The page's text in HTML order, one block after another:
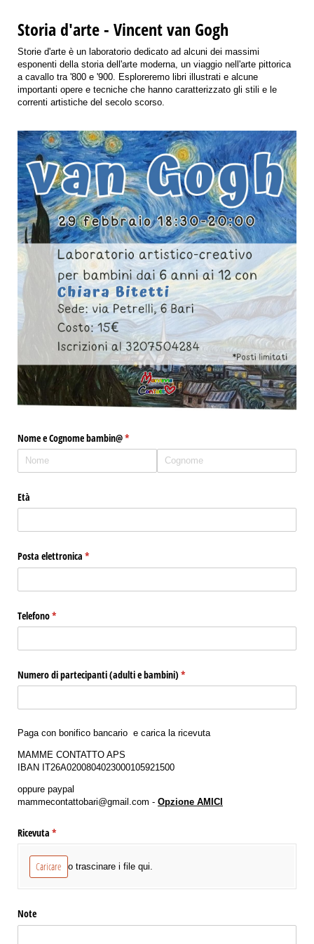
Storia d'arte - Vincent van Gogh
Storie d'arte è un laboratorio dedicato ad alcuni dei massimi
esponenti della storia dell'arte moderna, un viaggio nell'arte pittorica
a cavallo tra '800 e '900. Esploreremo libri illustrati e alcune
importanti opere e tecniche che hanno caratterizzato gli stili e le
correnti artistiche del secolo scorso.
Nome e Cognome bambin@​*
(richiesto)
Età
Posta elettronica *
(richiesto)
Telefono*
(richiesto)
Numero di partecipanti (adulti e bambini) *
(richiesto)
Paga con bonifico bancario e carica la ricevuta
MAMME CONTATTO APS
IBAN IT26A0200804023000105921500
oppure paypal
mammecontattobari@gmail.com - Opzione AMICI
Ricevuta *
(richiesto)
Caricare o trascinare i file qui.
Note